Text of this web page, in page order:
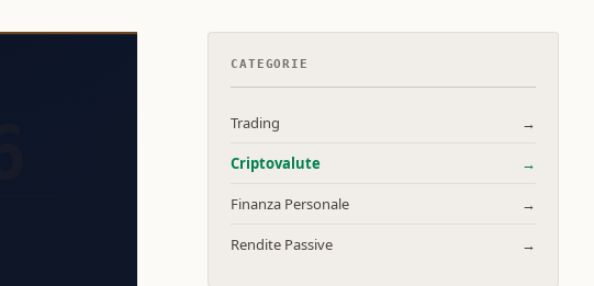
CATEGORIE
Trading →
Criptovalute →
Finanza Personale →
Rendite Passive →